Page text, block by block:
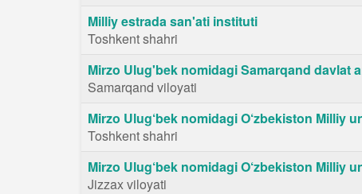
Milliy estrada san'ati instituti
Toshkent shahri
Mirzo Ulug'bek nomidagi Samarqand davlat
Samarqand viloyati
Mirzo Ulug‘bek nomidagi O‘zbekiston Milliy
Toshkent shahri
Mirzo Ulug‘bek nomidagi O‘zbekiston Milliy
Jizzax viloyati